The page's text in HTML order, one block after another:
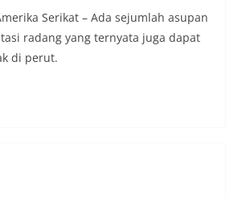
Serikat – Ada sejumlah asupan
radang yang ternyata juga dapat
di perut.